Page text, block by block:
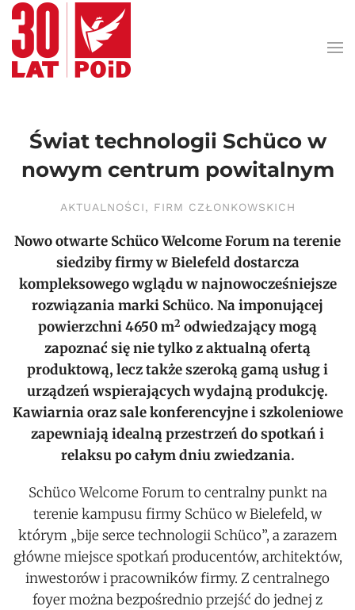
Przejdź do treści głównej
Świat technologii Schüco w
nowym centrum powitalnym
AKTUALNOŚCI, FIRM CZŁONKOWSKICH
Nowo otwarte Schüco Welcome Forum na terenie
siedziby firmy w Bielefeld dostarcza
kompleksowego wglądu w najnowocześniejsze
rozwiązania marki Schüco. Na imponującej
powierzchni 4650 m2 odwiedzający mogą
zapoznać się nie tylko z aktualną ofertą
produktową, lecz także szeroką gamą usług i
urządzeń wspierających wydajną produkcję.
Kawiarnia oraz sale konferencyjne i szkoleniowe
zapewniają idealną przestrzeń do spotkań i
relaksu po całym dniu zwiedzania.
Schüco Welcome Forum to centralny punkt na
terenie kampusu firmy Schüco w Bielefeld, w
którym „bije serce technologii Schüco”, a zarazem
główne miejsce spotkań producentów, architektów,
inwestorów i pracowników firmy. Z centralnego
foyer można bezpośrednio przejść do jednej z